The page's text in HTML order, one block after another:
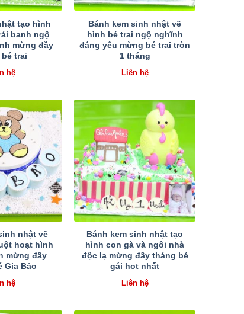
tạo hình
banh ngộ
mừng đầy
trai
hệ
Bánh kem sinh nhật vẽ
hình bé trai ngộ nghĩnh
đáng yêu mừng bé trai tròn
1 tháng
Liên hệ
nhật vẽ
hoạt hình
mừng đầy
Gia Bảo
hệ
Bánh kem sinh nhật tạo
hình con gà và ngôi nhà
độc lạ mừng đầy tháng bé
gái hot nhất
Liên hệ